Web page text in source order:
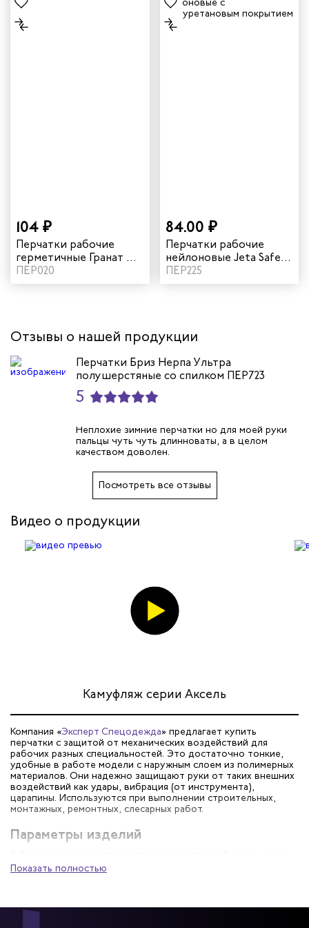
104 ₽
Перчатки рабочие
герметичные Гранат ХБ
основа полный ПВХ
облив
ПЕР020
84.00 ₽
Перчатки рабочие
нейлоновые Jeta Safety
JP011b с
полиуретановым
ПЕР225
Отзывы о нашей продукции
Перчатки Бриз Нерпа Ультра
полушерстяные со спилком ПЕР723
5
Неплохие зимние перчатки но для моей руки
пальцы чуть чуть длинноваты, а в целом
качеством доволен.
Посмотреть все отзывы
Видео о продукции
Камуфляж серии Аксель
Компания «Эксперт Спецодежда» предлагает купить
перчатки с защитой от механических воздействий для
рабочих разных специальностей. Это достаточно тонкие,
удобные в работе модели с наружным слоем из полимерных
материалов. Они надежно защищают руки от таких внешних
воздействий как удары, вибрация (от инструмента),
царапины. Используются при выполнении строительных,
монтажных, ремонтных, слесарных работ.
Параметры изделий
прочные, износостойкие модели, устойчивые к истиранию и
растяжению. Их можно длительное время эксплуатировать
следующие характеристики:
Показать полностью